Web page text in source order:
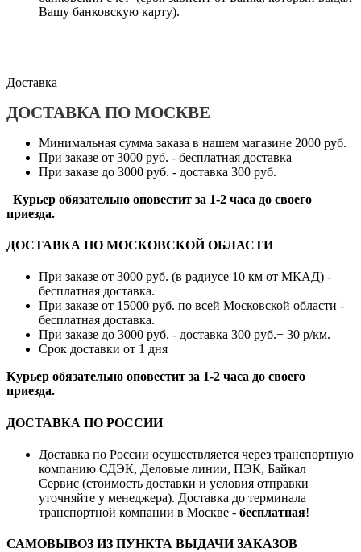
Вашу банковскую карту).
Доставка
ДОСТАВКА ПО МОСКВЕ
Минимальная сумма заказа в нашем магазине 2000 руб.
При заказе от 3000 руб. - бесплатная доставка
При заказе до 3000 руб. - доставка 300 руб.
Курьер обязательно оповестит за 1-2 часа до своего
приезда.
ДОСТАВКА ПО МОСКОВСКОЙ ОБЛАСТИ
При заказе от 3000 руб. (в радиусе 10 км от МКАД) -
бесплатная доставка.
При заказе от 15000 руб. по всей Московской области -
бесплатная доставка.
При заказе до 3000 руб. - доставка 300 руб.+ 30 р/км.
Срок доставки от 1 дня
Курьер обязательно оповестит за 1-2 часа до своего
приезда.
ДОСТАВКА ПО РОССИИ
Доставка по России осуществляется через транспортную
компанию СДЭК, Деловые линии, ПЭК, Байкал
Сервис (стоимость доставки и условия отправки
уточняйте у менеджера). Доставка до терминала
транспортной компании в Москве - бесплатная!
САМОВЫВОЗ ИЗ ПУНКТА ВЫДАЧИ ЗАКАЗОВ